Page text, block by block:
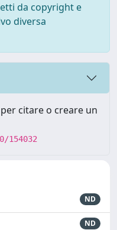
da copyright e
diversa
citare o creare un
154032
ND
ND